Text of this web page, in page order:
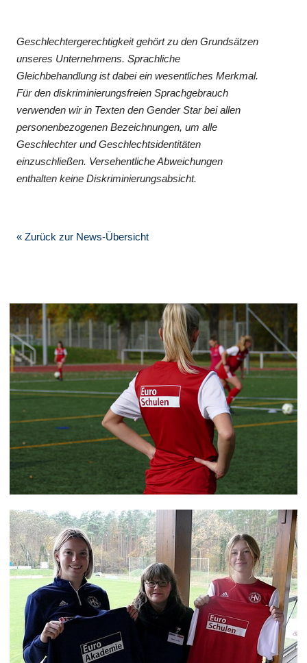
Geschlechtergerechtigkeit gehört zu den Grundsätzen
unseres Unternehmens. Sprachliche
Gleichbehandlung ist dabei ein wesentliches Merkmal.
Für den diskriminierungsfreien Sprachgebrauch
verwenden wir in Texten den Gender Star bei allen
personenbezogenen Bezeichnungen, um alle
Geschlechter und Geschlechtsidentitäten
einzuschließen. Versehentliche Abweichungen
enthalten keine Diskriminierungsabsicht.
« Zurück zur News-Übersicht